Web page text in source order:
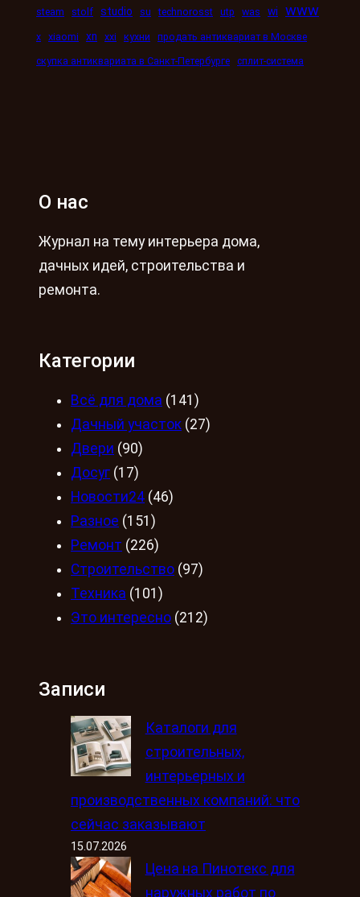
steam stolf studio su technorosst utp was wi www
x xiaomi xn xxi кухни
продать антиквариат в Москве
скупка антиквариата в Санкт-Петербурге сплит-система
О нас
Журнал на тему интерьера дома,
дачных идей, строительства и
ремонта.
Категории
Всё для дома (141)
Дачный участок (27)
Двери (90)
Досуг (17)
Новости24 (46)
Разное (151)
Ремонт (226)
Строительство (97)
Техника (101)
Это интересно (212)
Записи
Каталоги для
строительных,
интерьерных и
производственных компаний: что
сейчас заказывают
15.07.2026
Цена на Пинотекс для
наружных работ по